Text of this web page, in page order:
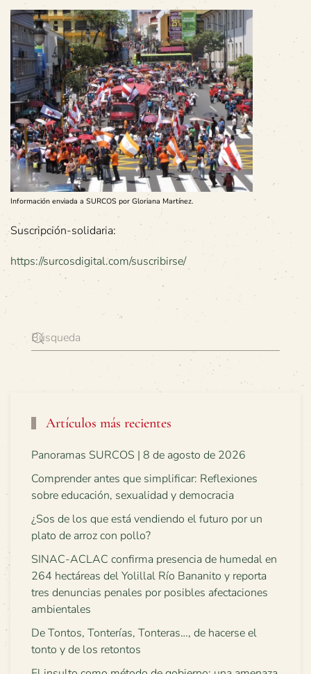
Información enviada a SURCOS por Gloriana Martínez.
Suscripción-solidaria:
https://surcosdigital.com/suscribirse/
Artículos más recientes
Panoramas SURCOS | 8 de agosto de 2026
Comprender antes que simplificar: Reflexiones
sobre educación, sexualidad y democracia
¿Sos de los que está vendiendo el futuro por un
plato de arroz con pollo?
SINAC-ACLAC confirma presencia de humedal en
264 hectáreas del Yolillal Río Bananito y reporta
tres denuncias penales por posibles afectaciones
ambientales
De Tontos, Tonterías, Tonteras…, de hacerse el
tonto y de los retontos